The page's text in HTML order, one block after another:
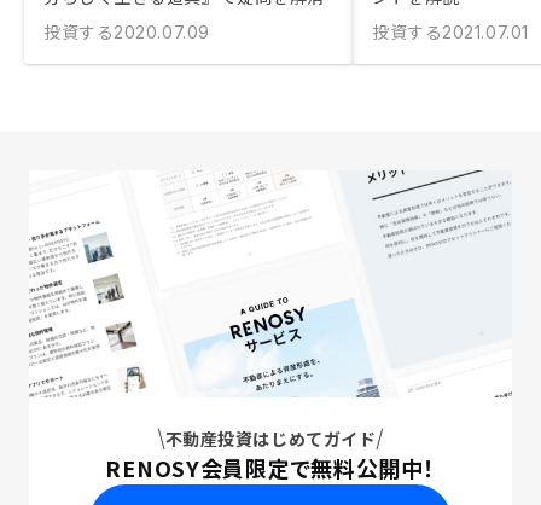
投資する2020.07.09
投資する2021.07.01
不動産投資はじめてガイド
RENOSY会員限定で無料公開中！